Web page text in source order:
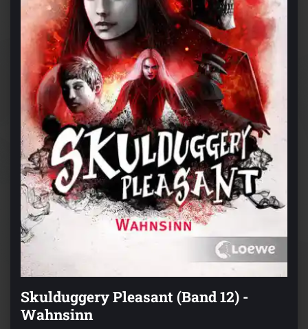
Skulduggery Pleasant (Band 12) -
Wahnsinn